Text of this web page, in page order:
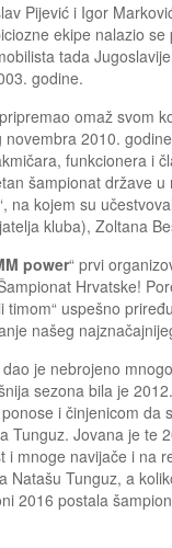
Pijević i Igor
ekipe nalazio
tada
godine.
omaž svom
novembra 2010.
funkcionera i
šampionat države
na kojem su
kluba), Zoltana
power“ prvi
Hrvatske!
uspešno
našeg
je nebrojeno
sezona bila je
i činjenicom da
Tunguz. Jovana je te
mnoge navijače i na
Natašu Tunguz, a
2016 postala